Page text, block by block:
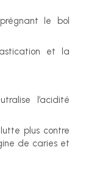
le bol
et la
l’acidité
plus contre
de caries et